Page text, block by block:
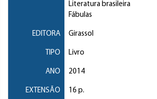
Literatura brasileira
Fábulas
EDITORA Girassol
TIPO Livro
ANO 2014
EXTENSÃO 16 p.